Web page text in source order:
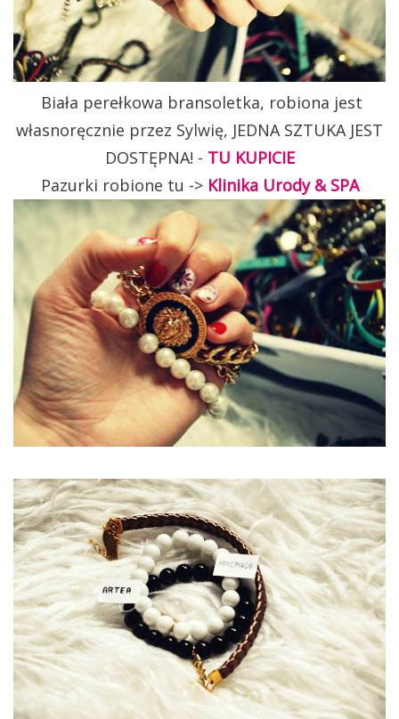
Biała perełkowa bransoletka, robiona jest
własnoręcznie przez Sylwię, JEDNA SZTUKA JEST
DOSTĘPNA! - TU KUPICIE
Pazurki robione tu -> Klinika Urody & SPA